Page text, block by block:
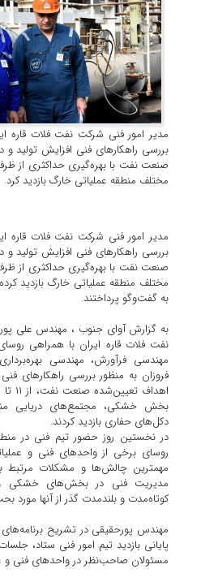
مدیر امور فنی شرکت نفت فلات قاره
بررسی راهکارهای فنی افزایش تولید
صنعت نفت با بهره‌گیری حداکثری از
مختلف منطقه عملیاتی خارگ بازدید کرد.
مدیر امور فنی شرکت نفت فلات قاره
بررسی راهکارهای فنی افزایش تولید
صنعت نفت با بهره‌گیری حداکثری از
مختلف منطقه عملیاتی خارگ بازدید
به گفت‌وگو پرداختند.
به گزارش آوای جنوب ، مهندس علی
نفت فلات قاره ایران با همراهی
مهندسی فرآورش، مهندسی
فروزان به منظور بررسی راهکارهای
بخش خشکی، مجتمع‌های دریایی
دکل‌های حفاری بازدید کردند.
در نخستین روز حضور تیم فنی در
روسای برخی از واحدهای فنی و
مهمترین چالش‌ها و مشکلات مرتبط
مدیریت فنی در بخش‌های خشکی و
کوتاه‌مدت و بلندمدت گذر از آنها مورد
مهندس پورحقیقی در تشریح
پایانی بازدید تیم امور فنی ستاد،
مسئولان صاحب‌نظر در واحدهای فنی و